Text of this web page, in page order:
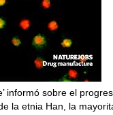
informó sobre el
la etnia Han, la